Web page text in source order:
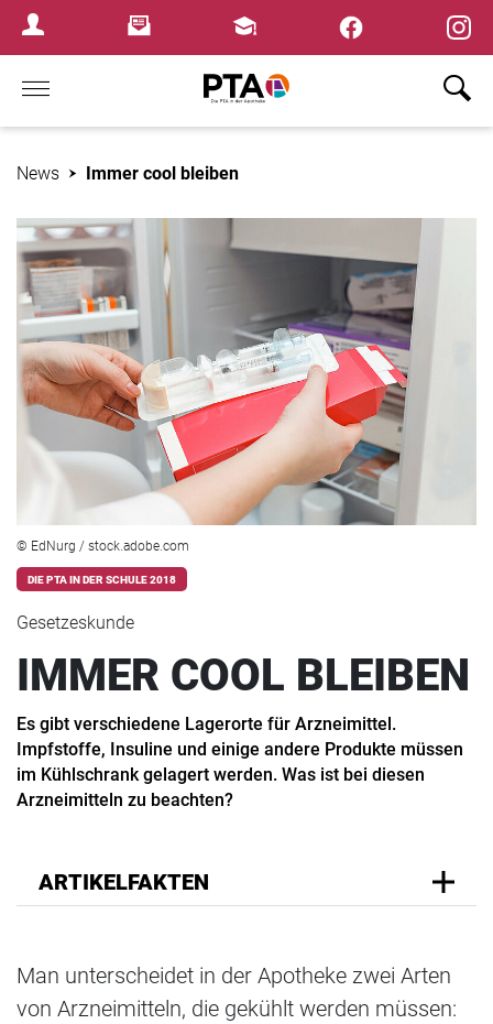
Login MenuNewsletterFortbildungen
Home
News Immer cool bleiben
© EdNurg / stock.adobe.com
DIE PTA IN DER SCHULE 2018
Gesetzeskunde
IMMER COOL BLEIBEN
Es gibt verschiedene Lagerorte für Arzneimittel.
Impfstoffe, Insuline und einige andere Produkte müssen
im Kühlschrank gelagert werden. Was ist bei diesen
Arzneimitteln zu beachten?
ARTIKELFAKTEN
Man unterscheidet in der Apotheke zwei Arten
von Arzneimitteln, die gekühlt werden müssen:
×